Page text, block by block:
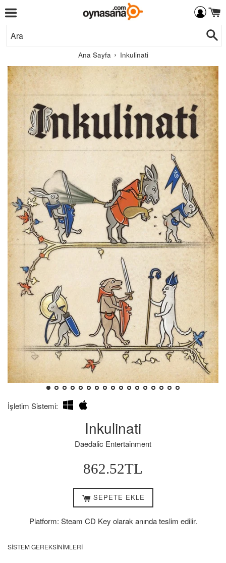
Menü
Ana Sayfa › Inkulinati
Daedalic
Entertainment
Inkulinati
Daedalic Entertainment
Normal
Fiyat
862.52TL
SEPETE EKLE
İşletim Sistemi:
Platform: Steam CD Key olarak anında teslim edilir.
SISTEM GEREKSINIMLERI